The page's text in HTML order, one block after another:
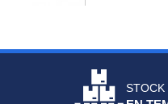
STOCK